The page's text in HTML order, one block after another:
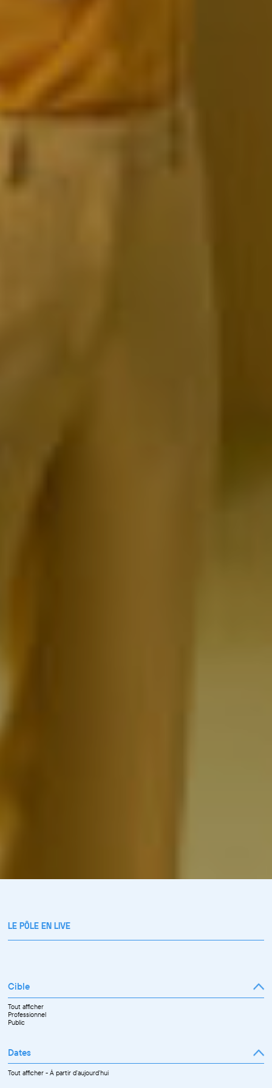
LE PÔLE EN LIVE
Cible
Tout afficher
Professionnel
Public
Dates
Tout afficher-À partir d'aujourd'hui